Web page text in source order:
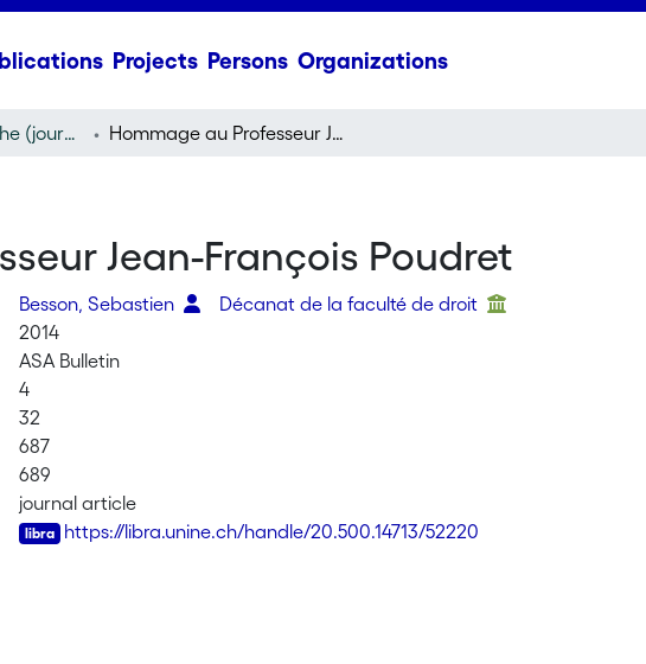
Projects Persons Organizations
Article de recherche (journal article) Hommage au Professeur Jean-François Poudret
Jean-François Poudret
Besson, Sebastien
Décanat de la faculté de droit
2014
ASA Bulletin
4
32
687
689
journal article
https://libra.unine.ch/handle/20.500.14713/52220